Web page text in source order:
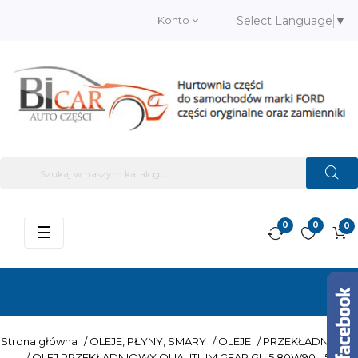
Konto Select Language ▼
0
0
0
Przełącz
☰
Strona główna / OLEJE, PŁYNY, SMARY / OLEJE / PRZEKŁADNIOWE